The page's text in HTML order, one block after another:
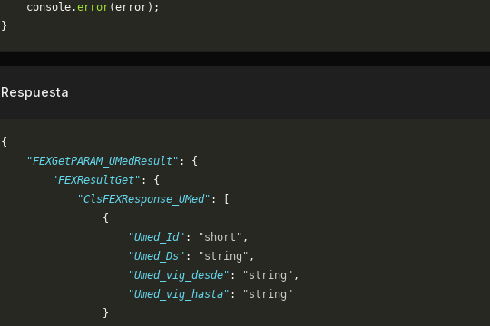
	console.
error(error);
}
Respuesta
{
    "FEXGetPARAM_UMedResult"
: {
        "FEXResultGet"
: {
            "ClsFEXResponse_UMed"
: [
                {
                    "Umed_Id"
: "short" ,
                    "Umed_Ds"
: "string" ,
                    "Umed_vig_desde"
: "string" ,
                    "Umed_vig_hasta"
:
"string"
                }